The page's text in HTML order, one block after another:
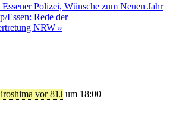
Polizei, Wünsche zum Neuen Jahr
Essen: Rede der
NRW »
vor 81J um 18:00